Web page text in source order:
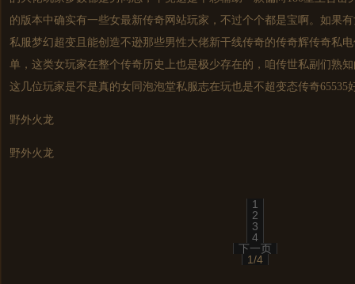
的版本中确实有一些女最新传奇网站玩家，不过个个都是宝啊。如果
私服梦幻超变且能创造不逊那些男性大佬新干线传奇的传奇辉传奇私
单，这类女玩家在整个传奇历史上也是极少存在的，咱传世私副们熟
这几位玩家是不是真的女同泡泡堂私服志在玩也是不超变态传奇65535
野外火龙
野外火龙
1
2
3
4
下一页
1/4